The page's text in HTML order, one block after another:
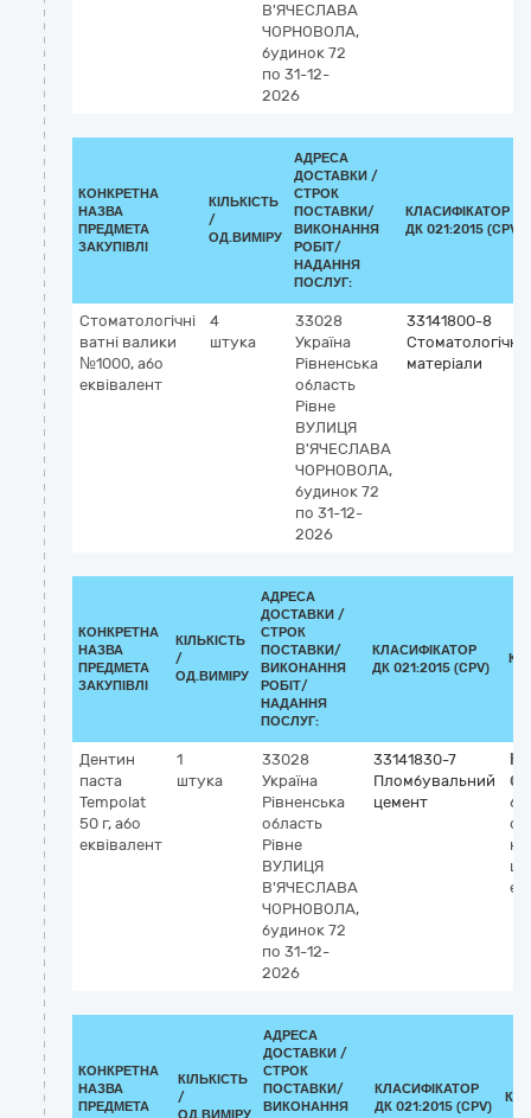
В'ЯЧЕСЛАВА
ЧОРНОВОЛА,
будинок 72
по 31-12-
2026
КОНКРЕТНА
НАЗВА
ПРЕДМЕТА
ЗАКУПІВЛІ
КІЛЬКІСТЬ
/
ОД.ВИМІРУ
АДРЕСА
ДОСТАВКИ /
СТРОК
ПОСТАВКИ/
ВИКОНАННЯ
РОБІТ/
НАДАННЯ
ПОСЛУГ:
КЛАСИФІКАТОР
ДК 021:2015 (CPV)
Стоматологічні
ватні валики
№1000, або
еквівалент
4
штука
33028
Україна
Рівненська
область
Рівне
ВУЛИЦЯ
В'ЯЧЕСЛАВА
ЧОРНОВОЛА,
будинок 72
по 31-12-
2026
33141800-8
Стоматологічні
матеріали
КОНКРЕТНА
НАЗВА
ПРЕДМЕТА
ЗАКУПІВЛІ
КІЛЬКІСТЬ
/
ОД.ВИМІРУ
АДРЕСА
ДОСТАВКИ /
СТРОК
ПОСТАВКИ/
ВИКОНАННЯ
РОБІТ/
НАДАННЯ
ПОСЛУГ:
КЛАСИФІКАТОР
ДК 021:2015 (CPV)
Дентин
паста
Tempolat
50 г, або
еквівалент
1
штука
33028
Україна
Рівненська
область
Рівне
ВУЛИЦЯ
В'ЯЧЕСЛАВА
ЧОРНОВОЛА,
будинок 72
по 31-12-
2026
33141830-7
Пломбувальний
цемент
на
КОНКРЕТНА
НАЗВА
ПРЕДМЕТА
КІЛЬКІСТЬ
/
АДРЕСА
ДОСТАВКИ /
СТРОК
ПОСТАВКИ/
ВИКОНАННЯ
КЛАСИФІКАТОР
ДК 021:2015 (CPV)